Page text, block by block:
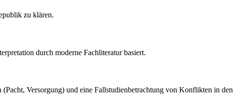
zu klären.
durch moderne Fachliteratur basiert.
Versorgung) und eine Fallstudienbetrachtung von Konflikten in den